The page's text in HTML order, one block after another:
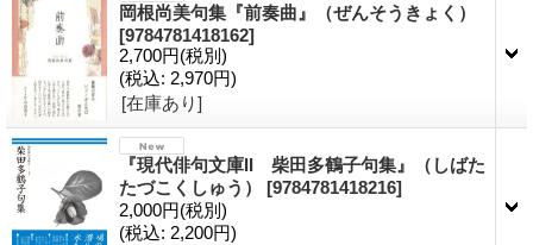
岡根尚美句集『前奏曲』（ぜんそうきょく）
[9784781418162]
2,700円(税別)
(税込: 2,970円)
[在庫あり]
『現代俳句文庫II 柴田多鶴子句集』（しばた
たづこくしゅう） [9784781418216]
2,000円(税別)
(税込: 2,200円)